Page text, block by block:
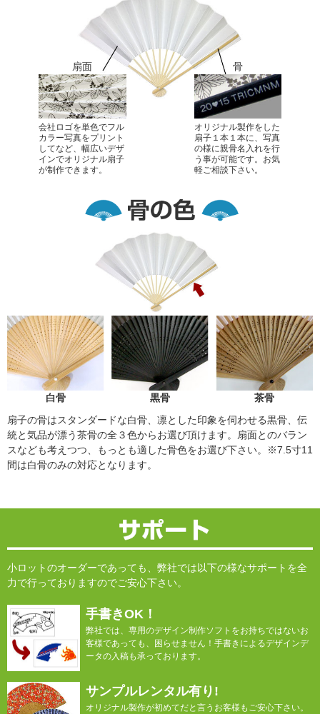
扇面
会社ロゴを単色でフル
カラー写真をプリント
してなど、幅広いデザ
インでオリジナル扇子
が制作できます。
骨
オリジナル製作をした
扇子１本１本に、写真
の様に親骨名入れを行
う事が可能です。お気
軽ご相談下さい。
白骨 黒骨
茶骨
扇子の骨はスタンダードな白骨、凛とした印象を伺わせる黒骨、伝
統と気品が漂う茶骨の全３色からお選び頂けます。扇面とのバラン
スなども考えつつ、もっとも適した骨色をお選び下さい。※7.5寸11
間は白骨のみの対応となります。
小ロットのオーダーであっても、弊社では以下の様なサポートを全
力で行っておりますのでご安心下さい。
手書きOK！
弊社では、専用のデザイン制作ソフトをお持ちではないお
客様であっても、困らせません！手書きによるデザインデ
ータの入稿も承っております。
サンプルレンタル有り!
オリジナル製作が初めてだと言うお客様もご安心下さい。